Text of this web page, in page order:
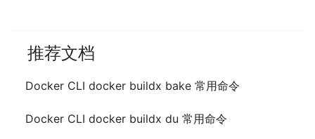
推荐文档
Docker CLI docker buildx bake 常用命令
Docker CLI docker buildx du 常用命令